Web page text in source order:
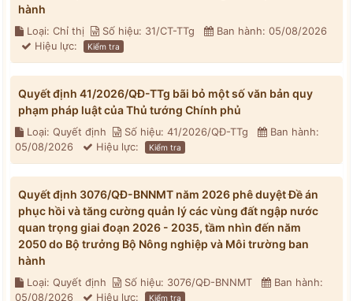
hành
Loại: Chỉ thị Số hiệu: 31/CT-TTg
Ban hành: 05/08/2026
Hiệu lực:
Kiểm tra
Quyết định 41/2026/QĐ-TTg bãi bỏ một số văn bản quy
phạm pháp luật của Thủ tướng Chính phủ
Loại: Quyết định Số hiệu: 41/2026/QĐ-TTg
Ban hành:
05/08/2026
Hiệu lực: Kiểm tra
Quyết định 3076/QĐ-BNNMT năm 2026 phê duyệt Đề án
phục hồi và tăng cường quản lý các vùng đất ngập nước
quan trọng giai đoạn 2026 - 2035, tầm nhìn đến năm
2050 do Bộ trưởng Bộ Nông nghiệp và Môi trường ban
hành
Loại: Quyết định Số hiệu: 3076/QĐ-BNNMT
Ban hành:
05/08/2026
Hiệu lực: Kiểm tra